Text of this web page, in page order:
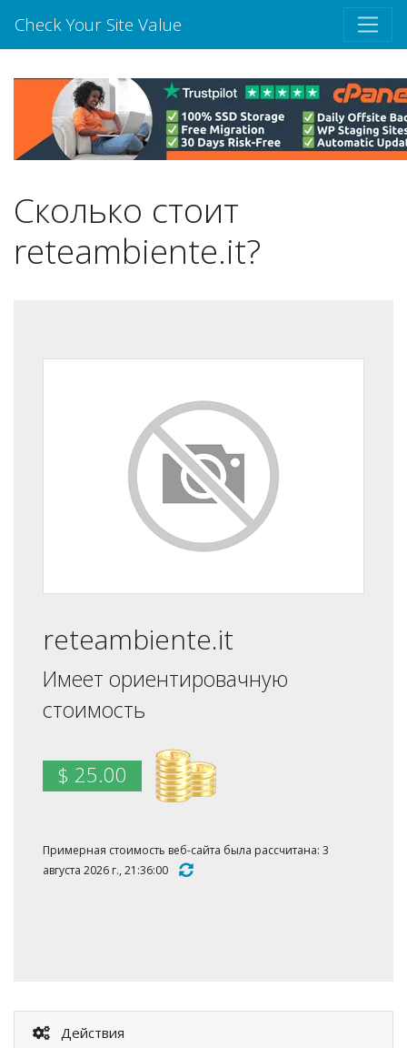
Check Your Site Value
Сколько стоит
reteambiente.it?
reteambiente.it
Имеет ориентировачную
стоимость
$ 25.00
Примерная стоимость веб-сайта была рассчитана: 3
августа 2026 г., 21:36:00
Действия